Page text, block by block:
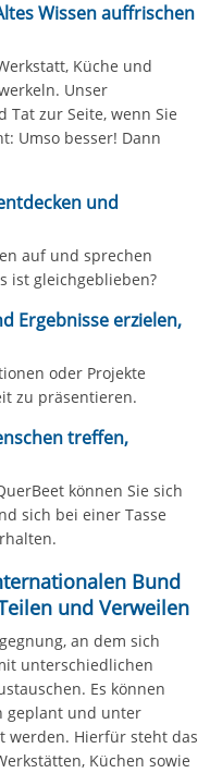
Wissen auffrischen
Küche und
Unser
Tat zur Seite, wenn Sie
Umso besser! Dann
und
auf und sprechen
ist gleichgeblieben?
Ergebnisse erzielen,
oder Projekte
zu präsentieren.
treffen,
können Sie sich
sich bei einer Tasse
Bund
und Verweilen
an dem sich
unterschiedlichen
Es können
geplant und unter
werden. Hierfür steht das
Küchen sowie